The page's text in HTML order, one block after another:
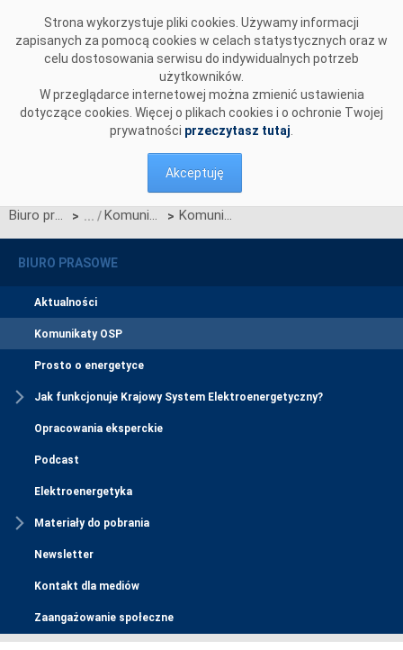
Strona wykorzystuje pliki cookies. Używamy informacji
zapisanych za pomocą cookies w celach statystycznych oraz w
celu dostosowania serwisu do indywidualnych potrzeb
użytkowników.
W przeglądarce internetowej można zmienić ustawienia
dotyczące cookies. Więcej o plikach cookies i o ochronie Twojej
prywatności przeczytasz tutaj
Akceptuję
Biuro prasowe > Komunikaty OSP > Komunikat OSP z dnia 21 kwietnia 2023 r. w sprawie zatwierdzenia przez Prezesa URE zmian WDB
BIURO PRASOWE
Aktualności
Komunikaty OSP
Prosto o energetyce
Jak funkcjonuje Krajowy System Elektroenergetyczny?
Opracowania eksperckie
Podcast
Elektroenergetyka
Materiały do pobrania
Newsletter
Kontakt dla mediów
Zaangażowanie społeczne